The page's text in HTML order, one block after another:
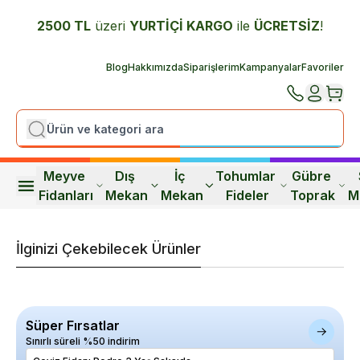
2500 TL üzeri YURTİÇİ KARGO ile ÜCRETSİZ!
BlogHakkımızdaSiparişlerimKampanyalarFavoriler
Meyve
Fidanları
Dış
Mekan
İç
Mekan
Tohumlar
Fideler
Gübre
Toprak
İlginizi Çekebilecek Ürünler
Süper Fırsatlar
Sınırlı süreli %50 indirim